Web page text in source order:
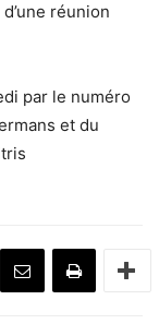
réunion
par le numéro
et du